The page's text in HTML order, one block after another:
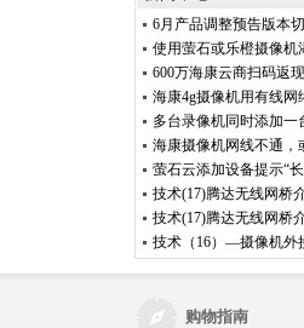
6月产品调整预告版本
使用萤石或乐橙摄像机
600万海康云商扫码返
海康4g摄像机用有线网
多台录像机同时添加一
海康摄像机网线不通，
萤石云添加设备提示“
技术(17)腾达无线网桥
技术(17)腾达无线网桥
技术（16）—摄像机外
购物指南